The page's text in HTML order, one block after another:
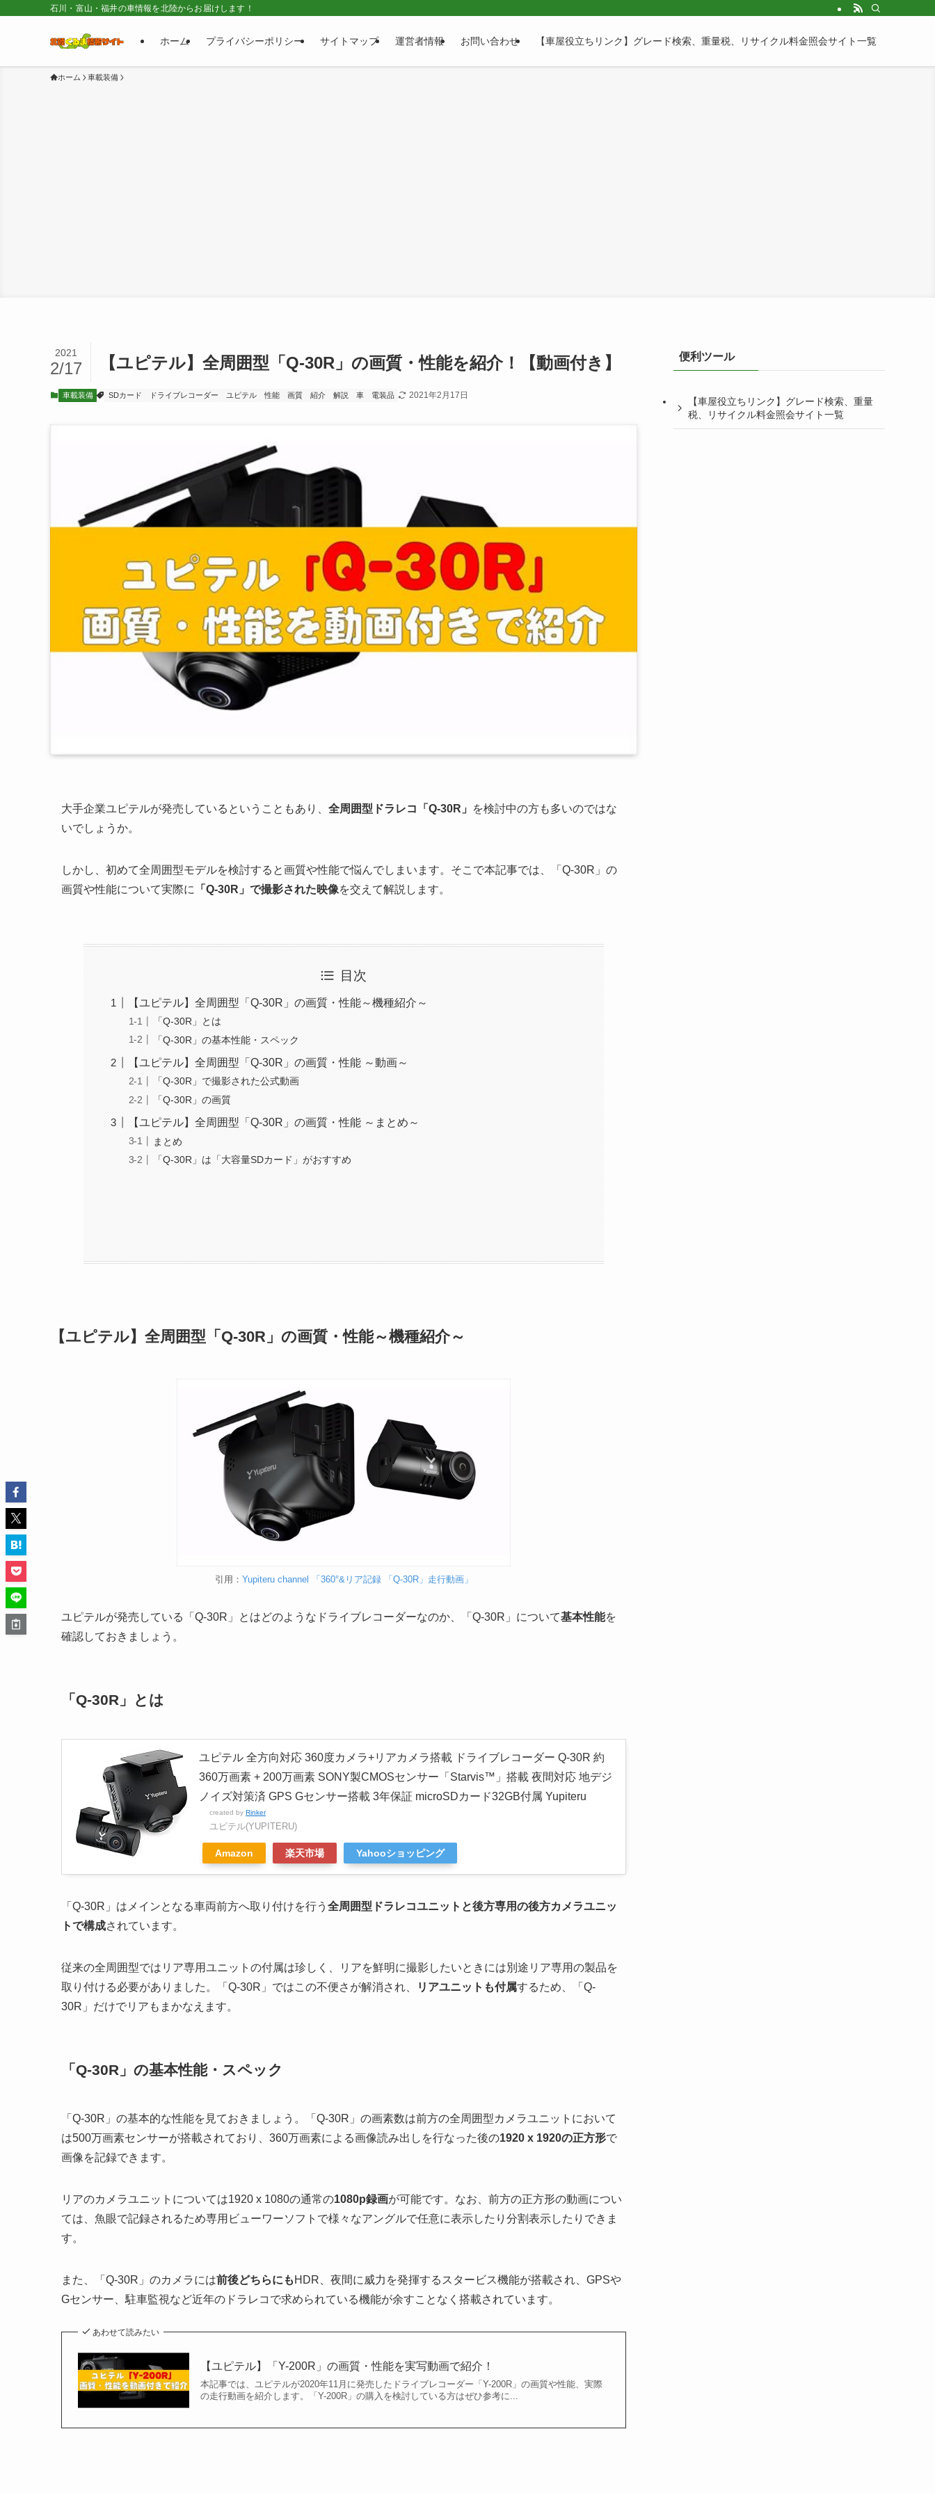
石川・富山・福井の車情報を北陸からお届けします！
ホーム プライバシーポリシー サイトマップ 運営者情報 お問い合わせ 【車屋役立ちリンク】グレード検索、重量税、リサイクル料金照会サイト一覧
ホーム 車載装備
【ユピテル】全周囲型「Q-30R」の画質・性能を紹介！【動画付き】
2021
2/17
車載装備 SDカード ドライブレコーダー ユピテル 性能 画質 紹介 解説 車 電装品 2021年2月17日
大手企業ユピテルが発売しているということもあり、 全周囲型ドラレコ「Q-30R」
を検討中の方も多いのではな
いでしょうか。
しかし、初めて全周囲型モデルを検討すると画質や性能で悩んでしまいます。そこで本記事では、「Q-30R」の
画質や性能について実際に
「Q-30R」で撮影された映像を交えて解説します。
目次
【ユピテル】全周囲型「Q-30R」の画質・性能～機種紹介～
「Q-30R」とは
「Q-30R」の基本性能・スペック
【ユピテル】全周囲型「Q-30R」の画質・性能 ～動画～
「Q-30R」で撮影された公式動画
「Q-30R」の画質
【ユピテル】全周囲型「Q-30R」の画質・性能 ～まとめ～
まとめ
「Q-30R」は「大容量SDカード」がおすすめ
【ユピテル】全周囲型「Q-30R」の画質・性能～機種紹介～
引用： Yupiteru channel 「360°&リア記録 「Q-30R」走行動画」
ユピテルが発売している「Q-30R」とはどのようなドライブレコーダーなのか、「Q-30R」について基本性能を
確認しておきましょう。
「Q-30R」とは
ユピテル 全方向対応 360度カメラ+リアカメラ搭載 ドライブレコーダー Q-30R 約
360万画素 + 200万画素 SONY製CMOSセンサー「Starvis™」搭載 夜間対応 地デジ
ノイズ対策済 GPS Gセンサー搭載 3年保証 microSDカード32GB付属 Yupiteru
created by Rinker
ユピテル(YUPITERU)
Amazon 楽天市場 Yahooショッピング
「Q-30R」はメインとなる車両前方へ取り付けを行う 全周囲型ドラレコユニットと後方専用の後方カメラユニッ
トで構成されています。
従来の全周囲型ではリア専用ユニットの付属は珍しく、リアを鮮明に撮影したいときには別途リア専用の製品を
取り付ける必要がありました。「Q-30R」ではこの不便さが解消され、
リアユニットも付属するため、「Q-
30R」だけでリアもまかなえます。
「Q-30R」の基本性能・スペック
「Q-30R」の基本的な性能を見ておきましょう。「Q-30R」の画素数は前方の全周囲型カメラユニットにおいて
は500万画素センサーが搭載されており、360万画素による画像読み出しを行なった後の1920 x 1920の正方形で
画像を記録できます。
リアのカメラユニットについては1920 x 1080の通常の1080p録画が可能です。なお、前方の正方形の動画につい
ては、魚眼で記録されるため専用ビューワーソフトで様々なアングルで任意に表示したり分割表示したりできま
す。
また、「Q-30R」のカメラには前後どちらにも HDR、夜間に威力を発揮するスタービス機能が搭載され、GPSや
Gセンサー、駐車監視など近年のドラレコで求められている機能が余すことなく搭載されています。
あわせて読みたい
【ユピテル】「Y-200R」の画質・性能を実写動画で紹介！
本記事では、ユピテルが2020年11月に発売したドライブレコーダー「Y-200R」の画質や性能、実際
の走行動画を紹介します。「Y-200R」の購入を検討している方はぜひ参考に...
便利ツール
【車屋役立ちリンク】グレード検索、重量
税、リサイクル料金照会サイト一覧